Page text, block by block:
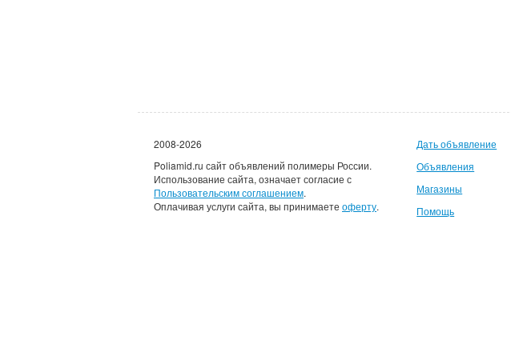
2008-2026
Poliamid.ru сайт объявлений полимеры России.
Использование сайта, означает согласие с
Пользовательским соглашением.
Оплачивая услуги сайта, вы принимаете оферту.
Дать объявление
Объявления
Магазины
Помощь